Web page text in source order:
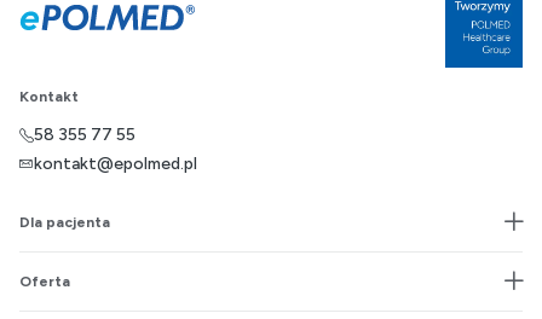
Kontakt
58 355 77 55
kontakt@epolmed.pl
Dla pacjenta
Oferta